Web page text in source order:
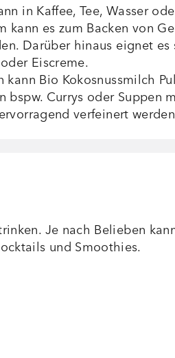
in Kaffee, Tee, Wasser
kann es zum Backen von
Darüber hinaus eignet es
Eiscreme.
Bio Kokosnussmilch
bspw. Currys oder Suppen
verfeinert
Je nach Belieben
und Smoothies.